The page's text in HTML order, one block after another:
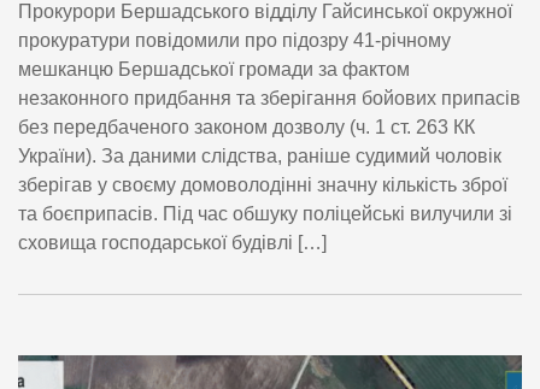
Прокурори Бершадського відділу Гайсинської окружної
прокуратури повідомили про підозру 41-річному
мешканцю Бершадської громади за фактом
незаконного придбання та зберігання бойових припасів
без передбаченого законом дозволу (ч. 1 ст. 263 КК
України). За даними слідства, раніше судимий чоловік
зберігав у своєму домоволодінні значну кількість зброї
та боєприпасів. Під час обшуку поліцейські вилучили зі
сховища господарської будівлі […]